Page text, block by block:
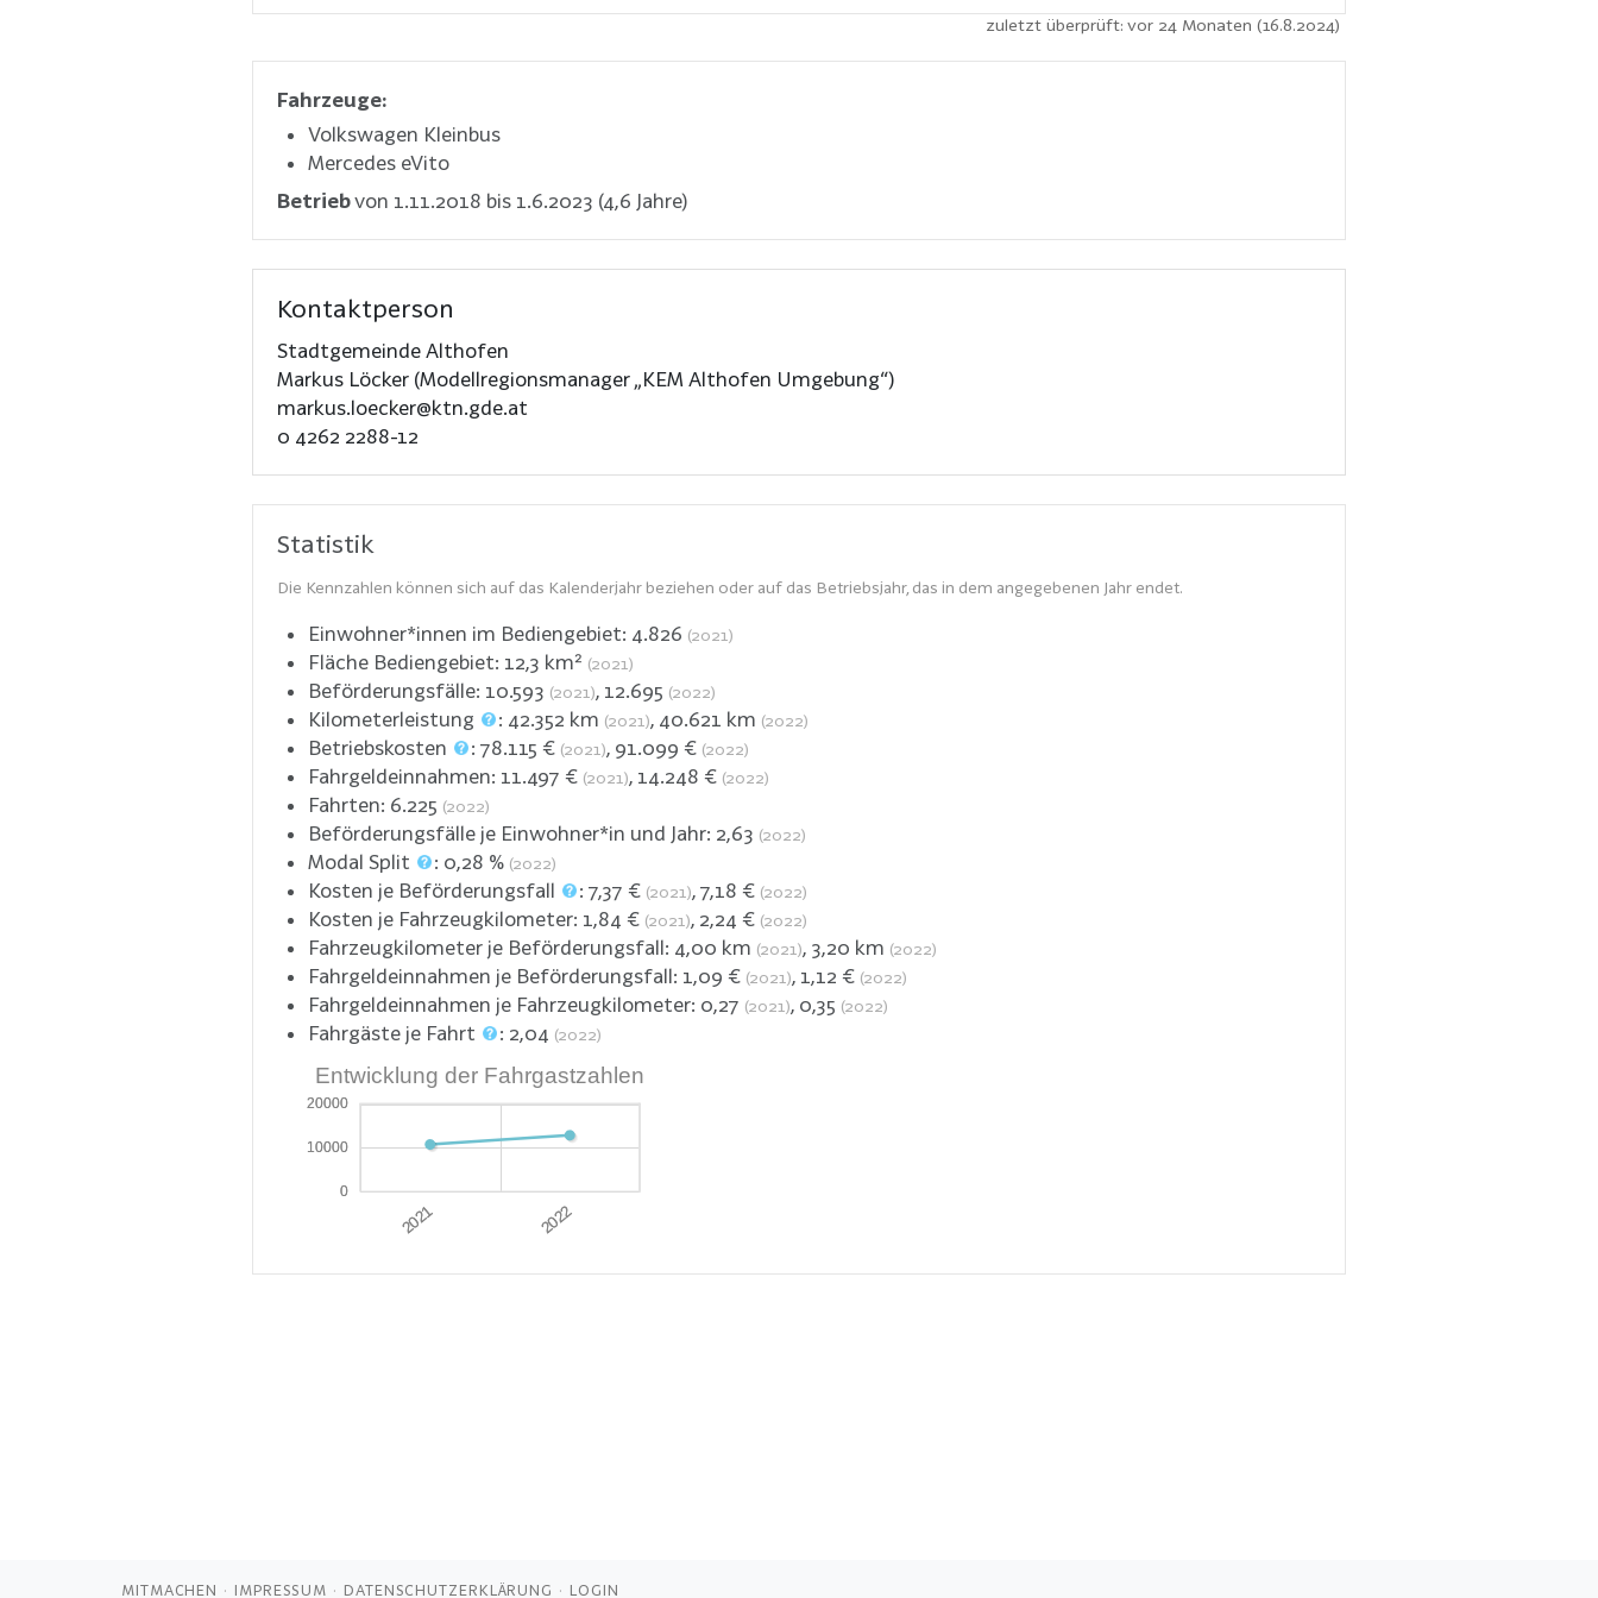
zuletzt überprüft: vor 24 Monaten (16.8.2024)
Fahrzeuge:
Volkswagen Kleinbus
Mercedes eVito
Betriebvon 1.11.2018 bis 1.6.2023 (4,6 Jahre)
Kontaktperson
Stadtgemeinde Althofen
Markus Löcker (Modellregionsmanager „KEM Althofen Umgebung“)
markus.loecker@ktn.gde.at
0 4262 2288-12
Statistik
Die Kennzahlen können sich auf das Kalenderjahr beziehen oder auf das Betriebsjahr, das in dem angegebenen Jahr endet.
Einwohner*innen im Bediengebiet: 4.826 (2021)
Fläche Bediengebiet: 12,3 km² (2021)
Beförderungsfälle: 10.593 (2021) 12.695 (2022)
Kilometerleistung : 42.352 km (2021) 40.621 km (2022)
Betriebskosten : 78.115 € (2021) 91.099 € (2022)
Fahrgeldeinnahmen: 11.497 € (2021) 14.248 € (2022)
Fahrten: 6.225 (2022)
Beförderungsfälle je Einwohner*in und Jahr: 2,63 (2022)
Modal Split : 0,28 % (2022)
Kosten je Beförderungsfall : 7,37 € (2021) 7,18 € (2022)
Kosten je Fahrzeugkilometer: 1,84 € (2021) 2,24 € (2022)
Fahrzeugkilometer je Beförderungsfall: 4,00 km (2021) 3,20 km (2022)
Fahrgeldeinnahmen je Beförderungsfall: 1,09 € (2021) 1,12 € (2022)
Fahrgeldeinnahmen je Fahrzeugkilometer: 0,27 (2021) 0,35 (2022)
Fahrgäste je Fahrt : 2,04 (2022)
Entwicklung der Fahrgastzahlen
0
10000
20000
0
10000
20000
MITMACHEN IMPRESSUM DATENSCHUTZERKLÄRUNG LOGIN